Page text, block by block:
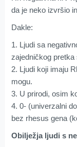
da je neko izvršio
Dakle:
1. Ljudi sa
zajedničkog pretka
2. Ljudi koji imaju
mogu.
3. U prirodi, osim
4. 0- (univerzalni
bez rhesus gena
Obilježja ljudi s